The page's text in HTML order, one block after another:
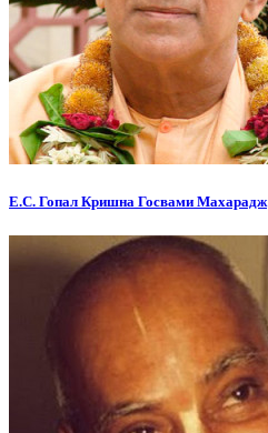
Е.С. Гопал Кришна Госвами Махарадж